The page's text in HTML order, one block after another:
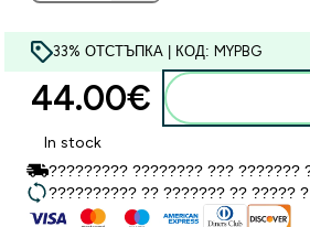
33% ОТСТЪПКА | КОД: MYPBG
44.00€‎
In stock
????????? ???????? ??? ???????
?????????? ?? ??????? ?? ?????